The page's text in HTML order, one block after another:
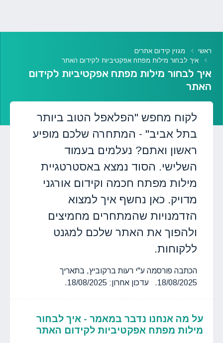
ראשי
מגזין קידום אתרים
איך לבחור מילות מפתח אפקטיביות לקידום האתר
איך לבחור מילות מפתח אפקטיביות לקידום
האתר
לקוח מחפש "הפלאפל הטוב ביותר
בתל אביב" - המתחרה שלכם מופיע
ראשון ואתם? נעלמים בעמוד
השלישי. הסוד נמצא באסטרטגיית
מילות מפתח חכמה וקידום אורגני
מדויק. כאן נחשף איך למצוא
הזדמנויות שהמתחרים מחמיצים
ולהפוך את האתר שלכם למגנט
ללקוחות.
הכתבה פורסמה ע"י רעות ברקוביץ, בתאריך
18/08/2025. עדכון אחרון: 18/08/2025.
על מה אנחנו נדבר במאמר - איך לבחור
מילות מפתח אפקטיביות לקידום האתר